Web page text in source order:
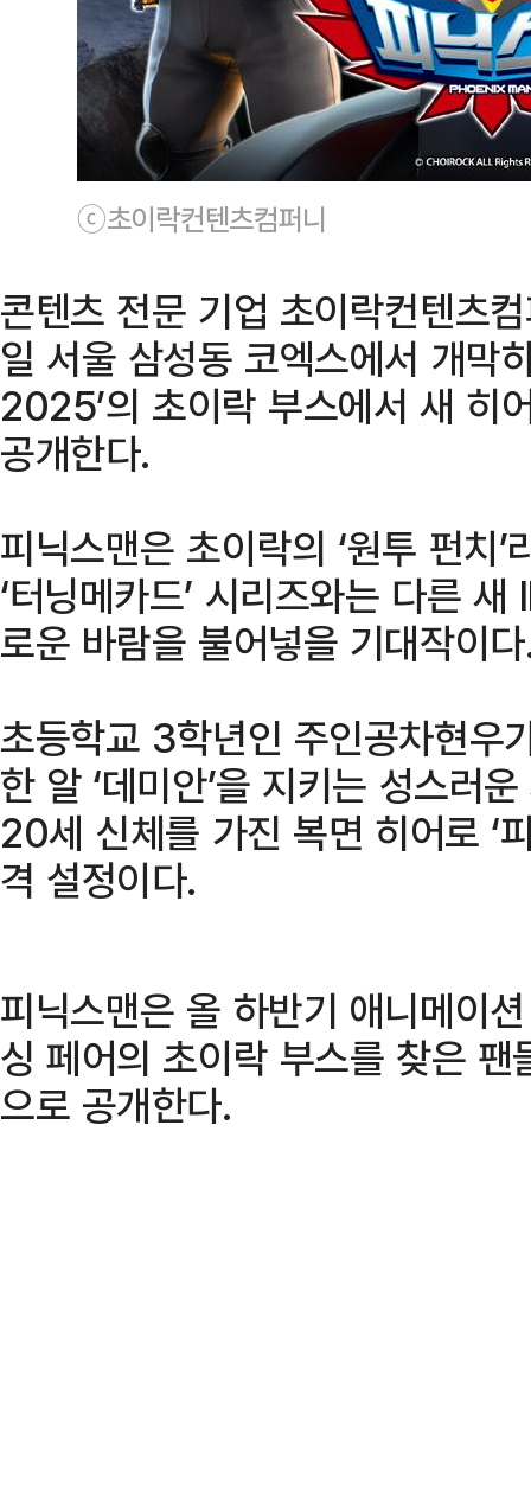
ⓒ초이락컨텐츠컴퍼니
콘텐츠 전문 기업 초이락컨텐츠
일 서울 삼성동 코엑스에서 개막
2025’의 초이락 부스에서 새 히
공개한다.
피닉스맨은 초이락의 ‘원투 펀치’
‘터닝메카드’ 시리즈와는 다른
로운 바람을 불어넣을 기대작이
초등학교 3학년인 주인공차현우
한 알 ‘데미안’을 지키는 성스러
20세 신체를 가진 복면 히어로 ‘
격 설정이다.
피닉스맨은 올 하반기 애니메이
싱 페어의 초이락 부스를 찾은
으로 공개한다.